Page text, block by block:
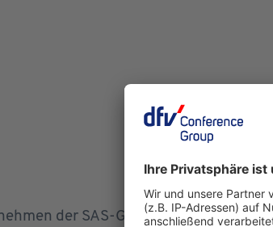
der SAS-Gruppe, ist der